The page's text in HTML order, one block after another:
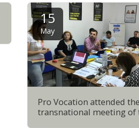
15
May
Pro Vocation attended
transnational meeting of